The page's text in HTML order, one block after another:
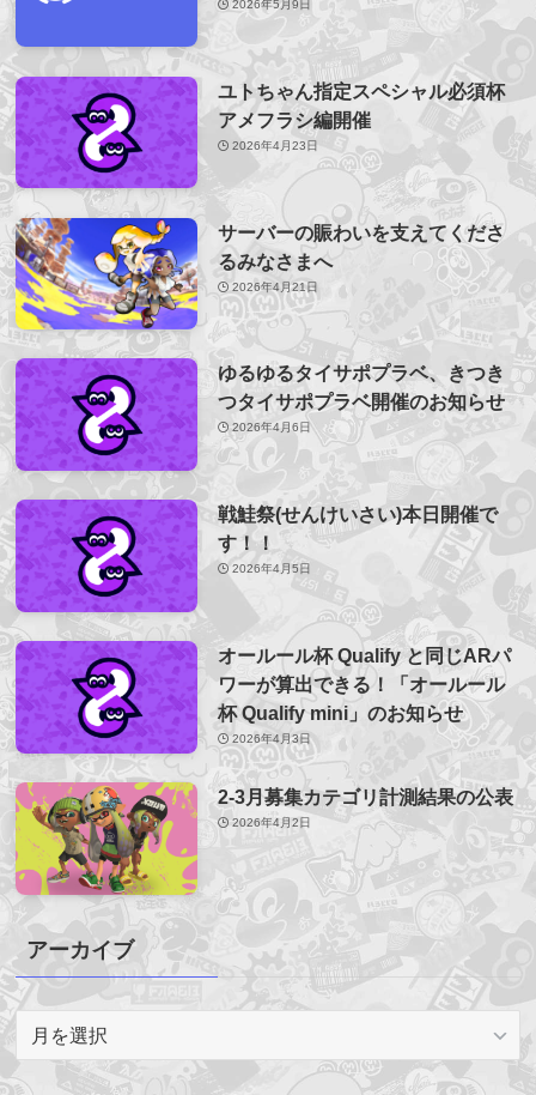
2026年5月9日
ユトちゃん指定スペシャル必須杯
アメフラシ編開催
2026年4月23日
サーバーの賑わいを支えてくださ
るみなさまへ
2026年4月21日
ゆるゆるタイサポプラベ、きつき
つタイサポプラベ開催のお知らせ
2026年4月6日
戦鮭祭(せんけいさい)本日開催で
す！！
2026年4月5日
オールール杯 Qualify と同じARパ
ワーが算出できる！「オールール
杯 Qualify mini」のお知らせ
2026年4月3日
2-3月募集カテゴリ計測結果の公表
2026年4月2日
アーカイブ
カ